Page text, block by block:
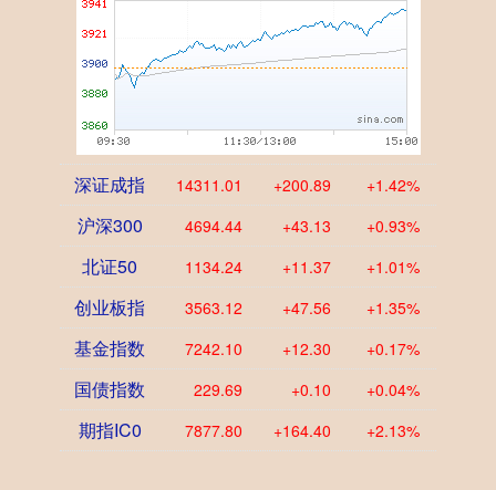
深证成指 14311.01 +200.89 +1.42%
沪深300 4694.44 +43.13 +0.93%
北证50 1134.24 +11.37 +1.01%
创业板指 3563.12 +47.56 +1.35%
基金指数 7242.10 +12.30 +0.17%
国债指数 229.69 +0.10 +0.04%
期指IC0 7877.80 +164.40 +2.13%